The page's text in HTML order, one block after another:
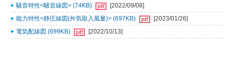
騒音特性<騒音線図> (74KB)
[2022/09/08]
能力特性<静圧線図(外気取入風量)> (697KB)
[2023/01/26]
電気配線図 (699KB)
[2022/10/13]